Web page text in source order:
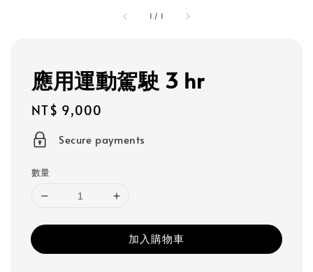
1 / 1
應用運動駕駛 3 hr
Regular
price
NT$ 9,000
Secure payments
數量
加入購物車